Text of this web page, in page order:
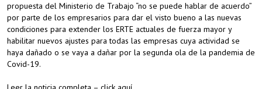
propuesta del Ministerio de Trabajo “no se puede hablar de acuerdo”
por parte de los empresarios para dar el visto bueno a las nuevas
condiciones para extender los ERTE actuales de fuerza mayor y
habilitar nuevos ajustes para todas las empresas cuya actividad se
haya dañado o se vaya a dañar por la segunda ola de la pandemia de
Covid-19.